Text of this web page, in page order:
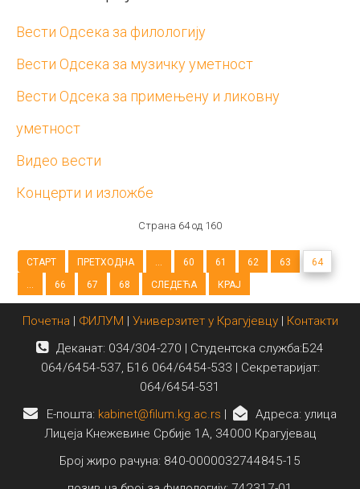
Вести Одсека за филологију
Вести Одсека за музичку уметност
Вести Одсека за примењену и ликовну
уметност
Видео вести
Концерти и изложбе
Страна 64 од 160
СТАРТ ПРЕТХОДНА ... 60 61 62 63
64
...
66 67 68 СЛЕДЕЋА КРАЈ
Почетна | ФИЛУМ | Универзитет у Крагујевцу| Контакти
Деканат: 034/304-270 | Студентска служба:Б24
064/6454-537, Б16 064/6454-533 | Секретаријат:
064/6454-531
E-пошта: kabinet@filum.kg.ac.rs |
Адреса: улица
Лицеја Кнежевине Србије 1А, 34000 Крагујевац
Број жиро рачуна: 840-0000032744845-15